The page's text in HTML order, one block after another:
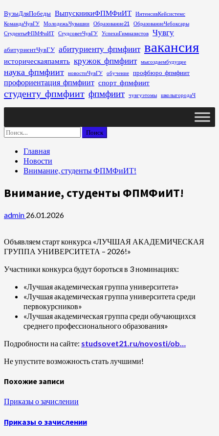
Перейти
к
содержимому
ВузыДляПобеды ВыпускникиФПМФиИТ
ИнтенсивКейсистемс
КомандаЧувГУ
МолодежьЧувашии Образование21
ОбразованиеЧебоксары
СтудентыФПМФиИТ
СтудсоветЧувГУ УспехиГимназистов Чувгу
абитуриентЧувГУ абитуриенту_фпмфиит вакансия
историческаяпамять кружок_фпмфиит мысоздаембудущее
наука_фпмфиит новостиЧувГУ обучение профбюро_фпмфиит
профориентация_фпмфиит спорт_фпмфиит
студенту_фпмфиит фпмфиит чувгуэтомы школыгородаЧ
Основное
Найти:
Главная
Новости
Внимание, студенты ФПМФиИТ!
Внимание, студенты ФПМФиИТ!
admin 26.01.2026
Объявляем старт конкурса «ЛУЧШАЯ АКАДЕМИЧЕСКАЯ
ГРУППА УНИВЕРСИТЕТА – 2026!»
Участники конкурса будут бороться в 3 номинациях:
«Лучшая академическая группа университета»
«Лучшая академическая группа университета среди
первокурсников»
«Лучшая академическая группа среди обучающихся
среднего профессионального образования»
Подробности на сайте: studsovet21.ru/novosti/ob…
Не упустите возможность стать лучшими!
Похожие записи
Приказы о зачислении
Приказы о зачислении